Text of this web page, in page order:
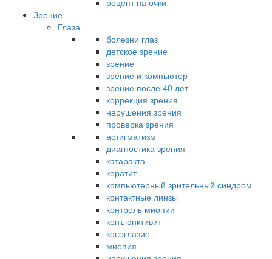
рецепт на очки
Зрение
Глаза
болезни глаз
детское зрение
зрение
зрение и компьютер
зрение после 40 лет
коррекция зрения
нарушения зрения
проверка зрения
астигматизм
диагностика зрения
катаракта
кератит
компьютерный зрительный синдром
контактные линзы
контроль миопии
конъюнктивит
косоглазие
миопия